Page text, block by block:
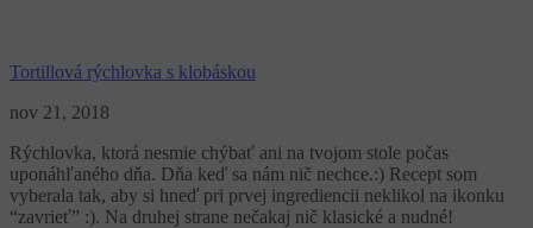
Tortillová rýchlovka s klobáskou
nov 21, 2018
Rýchlovka, ktorá nesmie chýbať ani na tvojom stole počas
uponáhľaného dňa. Dňa keď sa nám nič nechce.:) Recept som
vyberala tak, aby si hneď pri prvej ingrediencii neklikol na ikonku
“zavrieť” :). Na druhej strane nečakaj nič klasické a nudné!